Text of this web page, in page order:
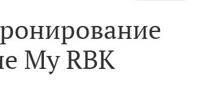
My RBK